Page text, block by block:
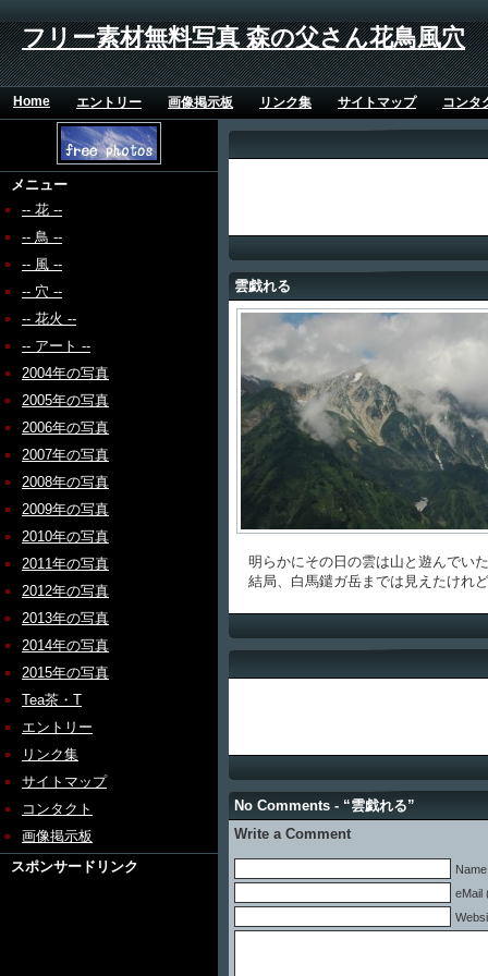
フリー素材無料写真 森の父さん花鳥風穴
Home エントリー 画像掲示板 リンク集 サイトマップ コンタ
メニュー
-- 花 --
-- 鳥 --
-- 風 --
-- 穴 --
-- 花火 --
-- アート --
2004年の写真
2005年の写真
2006年の写真
2007年の写真
2008年の写真
2009年の写真
2010年の写真
2011年の写真
2012年の写真
2013年の写真
2014年の写真
2015年の写真
Tea茶・T
エントリー
リンク集
サイトマップ
コンタクト
画像掲示板
スポンサードリンク
雲戯れる
明らかにその日の雲は山と遊んでい
結局、白馬鑓ガ岳までは見えたけれ
No Comments - “雲戯れる”
Write a Comment
eMail